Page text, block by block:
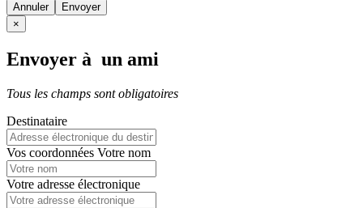
Annuler
×
Envoyer à un ami
Tous les champs sont obligatoires
Destinataire
Vos coordonnées Votre nom
Votre adresse électronique